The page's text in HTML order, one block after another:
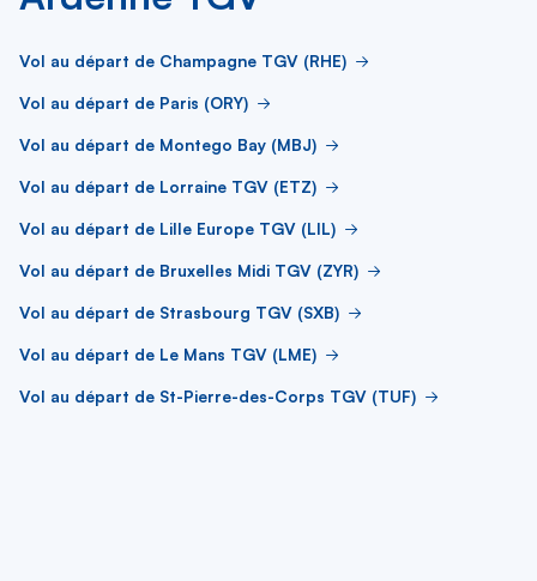
Vol au départ de Champagne TGV (RHE)
Vol au départ de Paris (ORY)
Vol au départ de Montego Bay (MBJ)
Vol au départ de Lorraine TGV (ETZ)
Vol au départ de Lille Europe TGV (LIL)
Vol au départ de Bruxelles Midi TGV (ZYR)
Vol au départ de Strasbourg TGV (SXB)
Vol au départ de Le Mans TGV (LME)
Vol au départ de St-Pierre-des-Corps TGV (TUF)